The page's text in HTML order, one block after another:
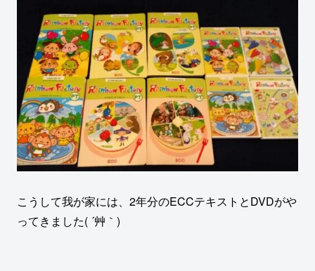
こうして我が家には、2年分のECCテキストとDVDがや
ってきました( ´艸｀)